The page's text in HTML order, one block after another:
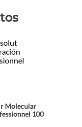
Molecular
100